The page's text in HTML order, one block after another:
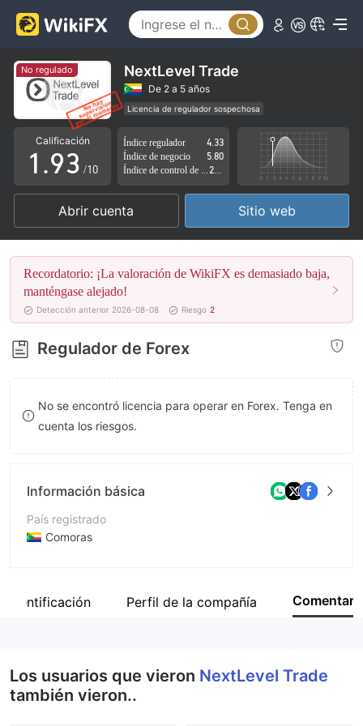
No regulado NextLevel Trade
De 2 a 5 años
Licencia de regulador sospechosa
Zona de negocio sospechoso
Riesgo potencial alto
Calificación
0
1
2
3
4
5
6
7
8
9
.
5
6
7
8
9
0
1
2
3
4
5
6
7
8
9
/10
Índice regulador
4.33
Índice de negocio
5.80
Abrir cuenta Sitio web
Recordatorio: ¡La valoración de WikiFX es demasiado baja,
manténgase alejado!
Detección anterior 2026-08-08 Riesgo 2
Regulador de Forex
No se encontró licencia para operar en Forex. Tenga en
cuenta los riesgos.
Información básica
País registrado
Comoras
Empresa
Identificación Perfil de la compañía Comentar
Los usuarios que vieron NextLevel Trade
también vieron..